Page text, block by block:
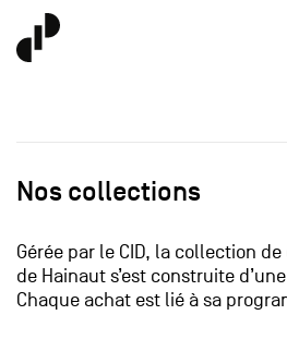
Nos collections
Gérée par le CID, la collection
de Hainaut s’est construite
Chaque achat est lié à sa